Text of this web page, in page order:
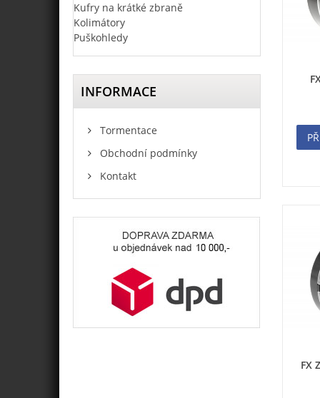
Kufry na krátké zbraně
Kolimátory
Puškohledy
INFORMACE
Tormentace
Obchodní podmínky
Kontakt
FX